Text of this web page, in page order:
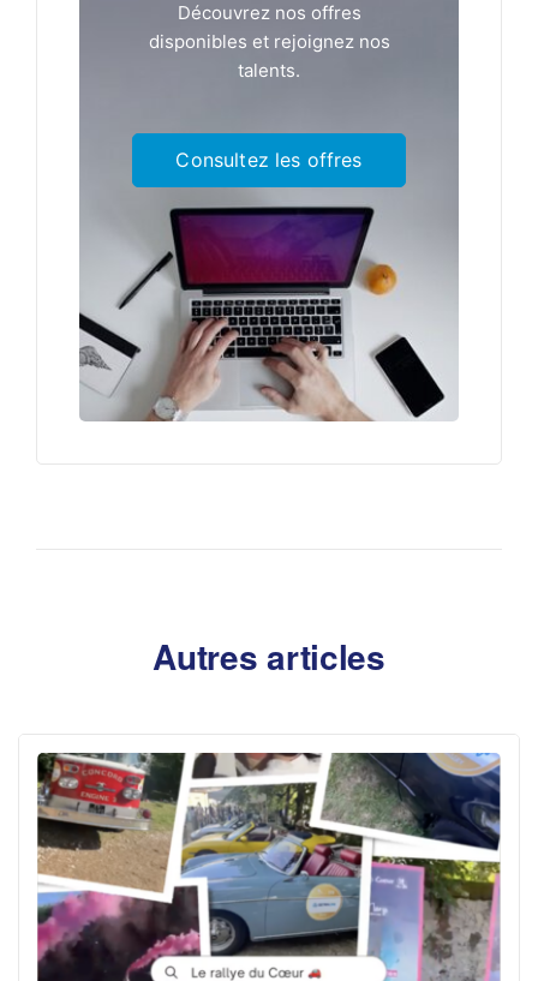
Découvrez nos offres
disponibles et rejoignez nos
talents.
Consultez les offres
Autres articles